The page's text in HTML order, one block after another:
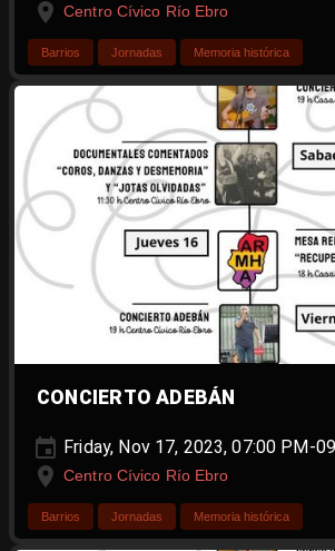
Centro Cívico Río Ebro
Barrios Jornadas Memoria histórica
CONCIERTO ADEBÁN
Friday, Nov 17, 2023, 07:00 PM-
Centro Cívico Río Ebro
Barrios Jornadas Memoria histórica